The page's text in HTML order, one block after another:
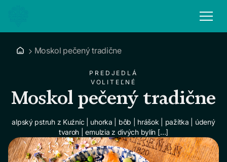
Moskol pečený tradične
PREDJEDLÁ
VOLITEĽNÉ
Moskol pečený tradične
alpský pstruh z Kuźníc | uhorka | bôb | hrášok | pažítka | údený
tvaroh | emulzia z divých bylín […]